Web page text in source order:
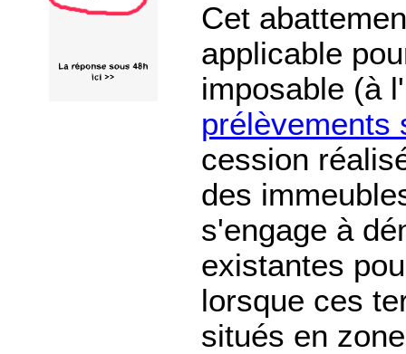
Cet
applicable
imposable (à
prélèvements
cession
des
s'engage à
existantes
lorsque ces
situés en